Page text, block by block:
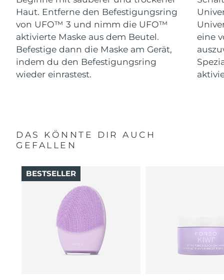
Haut. Entferne den Befestigungsring
von UFO™ 3 und nimm die UFO™
aktivierte Maske aus dem Beutel.
Befestige dann die Maske am Gerät,
indem du den Befestigungsring
wieder einrastest.
eine
DAS KÖNNTE DIR AUCH
GEFALLEN
BESTSELLER